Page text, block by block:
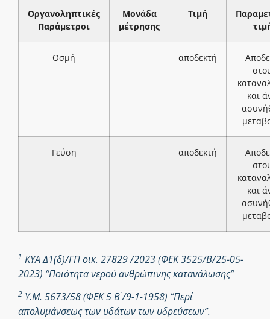
Οργανοληπτικές
Παράμετροι
Μονάδα
μέτρησης
Τιμή
Οσμή αποδεκτή
και
Γεύση αποδεκτή
και
1 ΚΥΑ Δ1(δ)/ΓΠ οικ. 27829 /2023 (ΦΕΚ 3525/Β/25-05-
2023) “Ποιότητα νερού ανθρώπινης κατανάλωσης”
2 Υ.Μ. 5673/58 (ΦΕΚ 5 Β ́/9-1-1958) “Περί
απολυμάνσεως των υδάτων των υδρεύσεων”.